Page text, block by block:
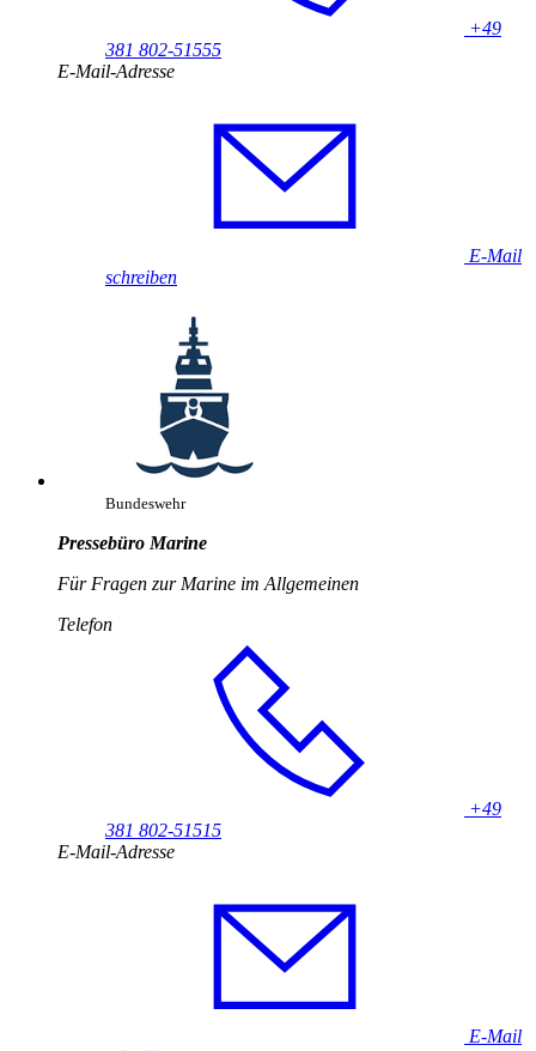
+49
381 802-51555
E-Mail-Adresse
E-Mail
schreiben
Bundeswehr
Pressebüro Marine
Für Fragen zur Marine im Allgemeinen
Telefon
+49
381 802-51515
E-Mail-Adresse
E-Mail